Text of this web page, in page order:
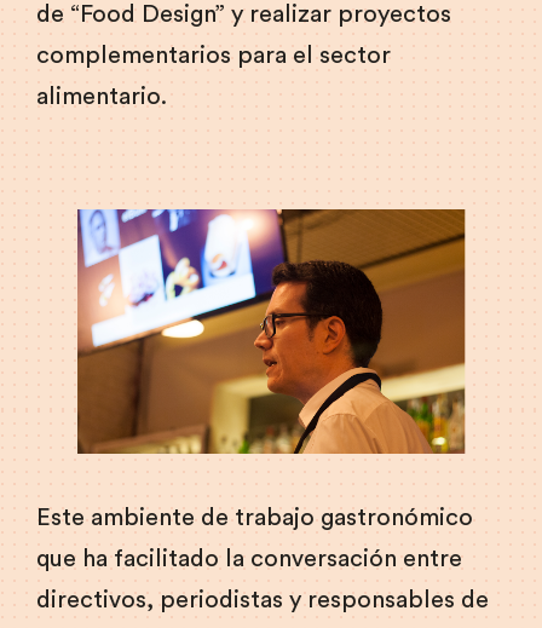
de “Food Design” y realizar proyectos
complementarios para el sector
alimentario.
Este ambiente de trabajo gastronómico
que ha facilitado la conversación entre
directivos, periodistas y responsables de